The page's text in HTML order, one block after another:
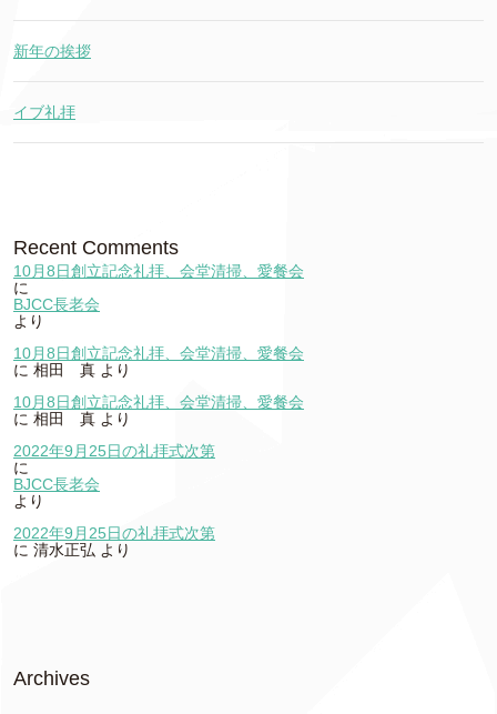
新年の挨拶
イブ礼拝
Recent Comments
10月8日創立記念礼拝、会堂清掃、愛餐会
に
BJCC長老会
より
10月8日創立記念礼拝、会堂清掃、愛餐会
に 相田 真 より
10月8日創立記念礼拝、会堂清掃、愛餐会
に 相田 真 より
2022年9月25日の礼拝式次第
に
BJCC長老会
より
2022年9月25日の礼拝式次第
に 清水正弘 より
Archives